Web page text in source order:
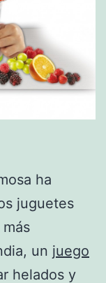
ha
juguetes
un juego
helados y